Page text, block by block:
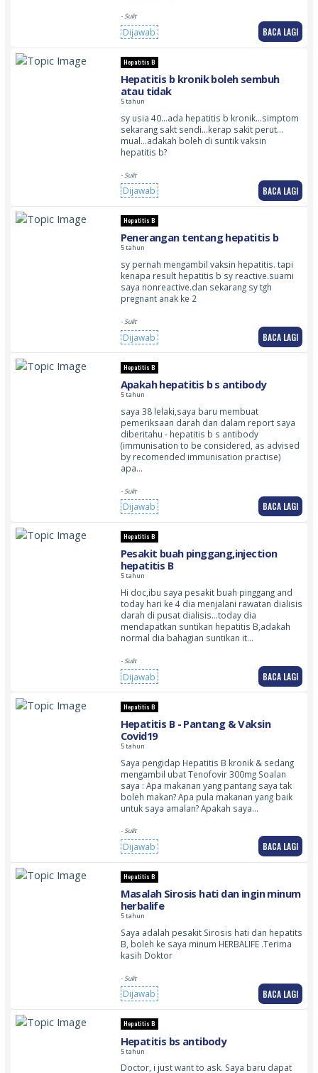
- Sulit
Dijawab BACA LAGI
Hepatitis B
Hepatitis b kronik boleh sembuh
atau tidak
5 tahun
sy usia 40…ada hepatitis b kronik…simptom
sekarang sakt sendi…kerap sakit perut…
mual…adakah boleh di suntik vaksin
hepatitis b?
- Sulit
Dijawab BACA LAGI
Hepatitis B
Penerangan tentang hepatitis b
5 tahun
sy pernah mengambil vaksin hepatitis. tapi
kenapa result hepatitis b sy reactive.suami
saya nonreactive.dan sekarang sy tgh
pregnant anak ke 2
- Sulit
Dijawab BACA LAGI
Hepatitis B
Apakah hepatitis b s antibody
5 tahun
saya 38 lelaki,saya baru membuat
pemeriksaan darah dan dalam report saya
diberitahu - hepatitis b s antibody
(immunisation to be considered, as advised
by recomended immunisation practise)
apa…
- Sulit
Dijawab BACA LAGI
Hepatitis B
Pesakit buah pinggang,injection
hepatitis B
5 tahun
Hi doc,ibu saya pesakit buah pinggang and
today hari ke 4 dia menjalani rawatan dialisis
darah di pusat dialisis…today dia
mendapatkan suntikan hepatitis B,adakah
normal dia bahagian suntikan it…
- Sulit
Dijawab BACA LAGI
Hepatitis B
Hepatitis B - Pantang & Vaksin
Covid19
5 tahun
Saya pengidap Hepatitis B kronik & sedang
mengambil ubat Tenofovir 300mg Soalan
saya : Apa makanan yang pantang saya tak
boleh makan? Apa pula makanan yang baik
untuk saya amalan? Apakah saya…
- Sulit
Dijawab BACA LAGI
Hepatitis B
Masalah Sirosis hati dan ingin minum
herbalife
5 tahun
Saya adalah pesakit Sirosis hati dan hepatits
B, boleh ke saya minum HERBALIFE .Terima
kasih Doktor
- Sulit
Dijawab BACA LAGI
Hepatitis B
Hepatitis bs antibody
5 tahun
Doctor, i just want to ask. Saya baru dapat